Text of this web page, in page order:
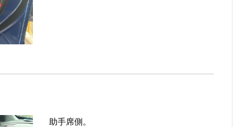
助手席側。